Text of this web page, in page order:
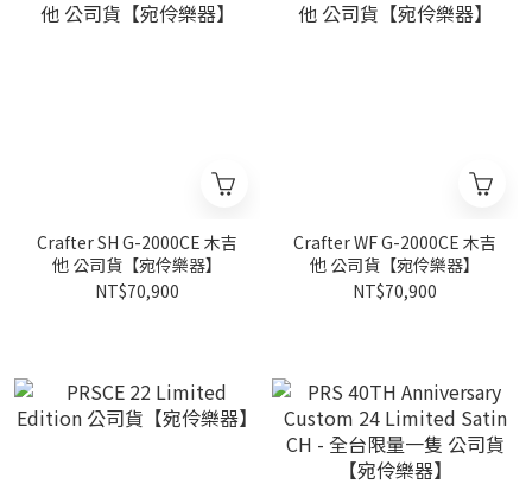
Crafter SH G-2000CE 木吉
他 公司貨【宛伶樂器】
NT$70,900
Crafter WF G-2000CE 木吉
他 公司貨【宛伶樂器】
NT$70,900